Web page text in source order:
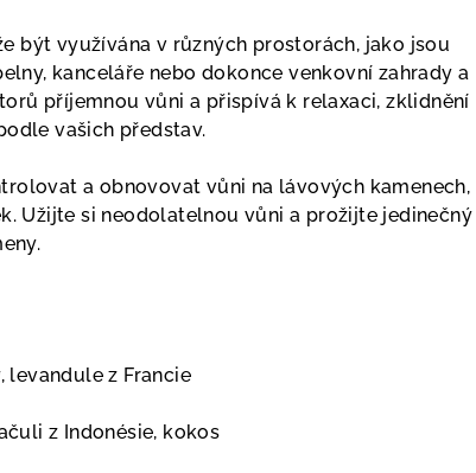
být využívána v různých prostorách, jako jsou
kanceláře nebo dokonce venkovní zahrady a
příjemnou vůni a přispívá k relaxaci, zklidnění
vašich představ.
a obnovovat vůni na lávových kamenech,
Užijte si neodolatelnou vůni a prožijte jedinečný
levandule z Francie
z Indonésie, kokos